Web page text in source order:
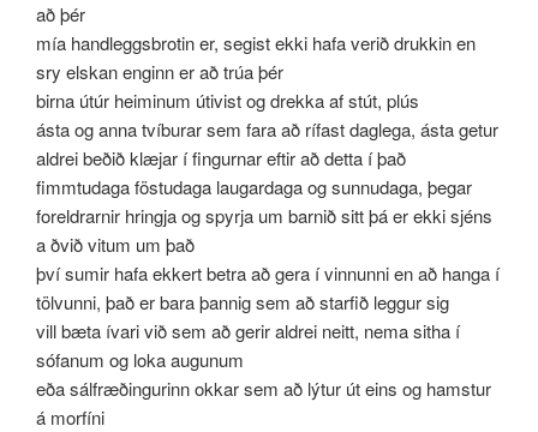
að þér
mía handleggsbrotin er, segist ekki hafa verið drukkin en
sry elskan enginn er að trúa þér
birna útúr heiminum útivist og drekka af stút, plús
ásta og anna tvíburar sem fara að rífast daglega, ásta getur
aldrei beðið klæjar í fingurnar eftir að detta í það
fimmtudaga föstudaga laugardaga og sunnudaga, þegar
foreldrarnir hringja og spyrja um barnið sitt þá er ekki sjéns
a ðvið vitum um það
því sumir hafa ekkert betra að gera í vinnunni en að hanga í
tölvunni, það er bara þannig sem að starfið leggur sig
vill bæta ívari við sem að gerir aldrei neitt, nema sitha í
sófanum og loka augunum
eða sálfræðingurinn okkar sem að lýtur út eins og hamstur
á morfíni